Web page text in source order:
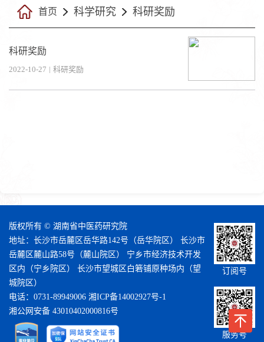
首页 科学研究 科研奖励
科研奖励
2022-10-27 | 科研奖励
版权所有 © 湖南省中医药研究院
地址：长沙市岳麓区岳华路142号（岳华院区） 长沙市
岳麓区麓山路58号（麓山院区） 宁乡市经济技术开发
区内（宁乡院区） 长沙市望城区白箬铺原种场内（望
城院区）
电话：0731-89949006 湘ICP备14002927号-1
湘公网安备 43010402000816号
订阅号
服务号